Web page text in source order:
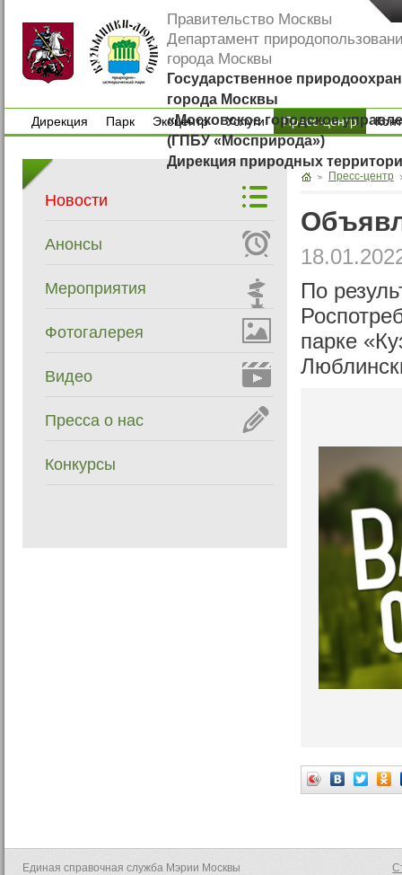
Правительство Москвы
Департамент
города Москвы
Государственное
города Москвы
«Московское городское
(ГПБУ «Мосприрода»)
Дирекция природных
Дирекция
Парк
Экоцентр
Экоцентр
Услуги
Услуги
Пресс-центр
Новости
Анонсы
Мероприятия
Фотогалерея
Видео
Пресса о нас
Конкурсы
Пресс-центр
По
парке
Единая справочная служба Мэрии Москвы